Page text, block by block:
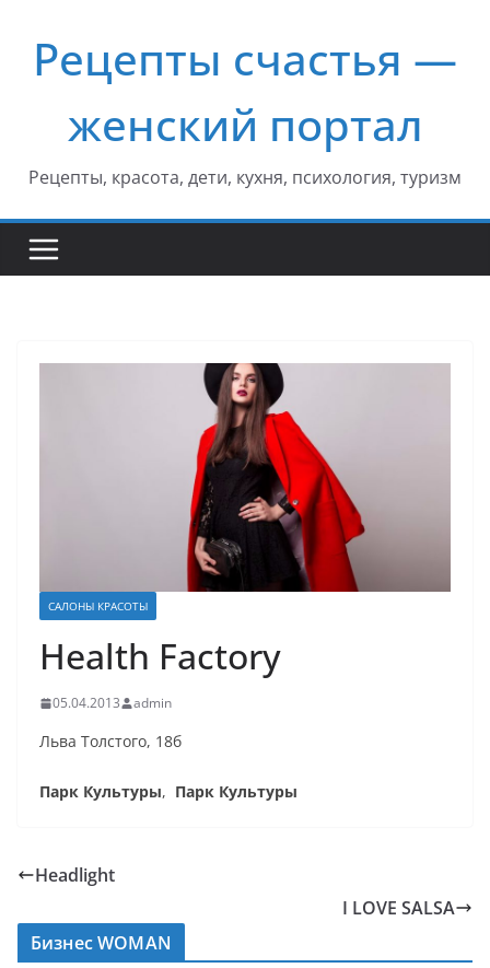
содержимому
Рецепты счастья —
женский портал
Рецепты, красота, дети, кухня, психология, туризм
САЛОНЫ КРАСОТЫ
Health Factory
05.04.2013 admin
Льва Толстого, 18б
Парк Культуры, Парк Культуры
Headlight
I LOVE SALSA
Бизнес WOMAN